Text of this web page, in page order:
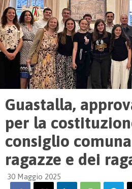
Guastalla,
per la
consiglio
ragazze e dei
30 Maggio 2025